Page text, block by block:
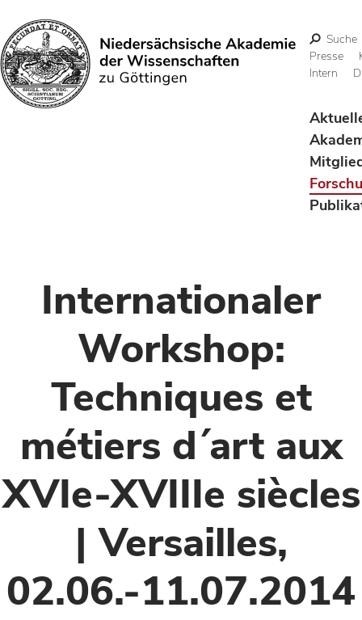
Suchen
Suche
Presse
Intern
Internationaler
Workshop:
Techniques et
métiers d´art aux
XVIe-XVIIIe siècles
| Versailles,
02.06.-11.07.2014